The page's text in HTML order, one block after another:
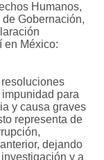
Humanos,
Gobernación,
en México:
para
y causa graves
representa de
dejando
y a